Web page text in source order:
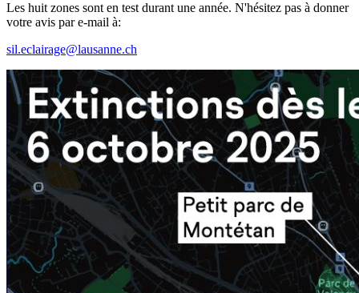
Les huit zones sont en test durant une année. N'hésitez pas à donner
votre avis par e-mail à:
sil.eclairage@lausanne.ch